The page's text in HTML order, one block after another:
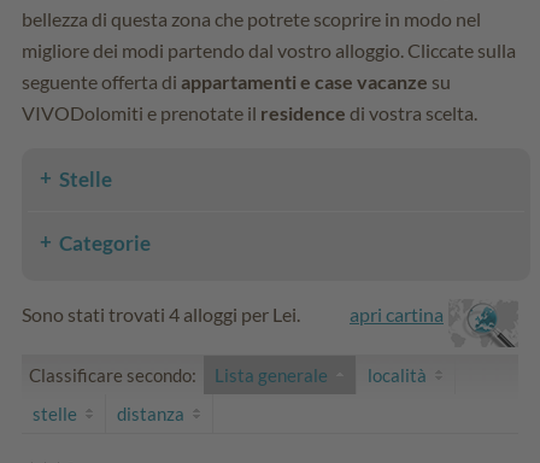
bellezza di questa zona che potrete scoprire in modo nel
migliore dei modi partendo dal vostro alloggio. Cliccate sulla
seguente offerta di appartamenti e case vacanze su
VIVODolomiti e prenotate il residence di vostra scelta.
Stelle
Categorie
apri cartina
Sono stati trovati 4 alloggi per Lei.
Classificare secondo: Lista generale
località
stelle
distanza